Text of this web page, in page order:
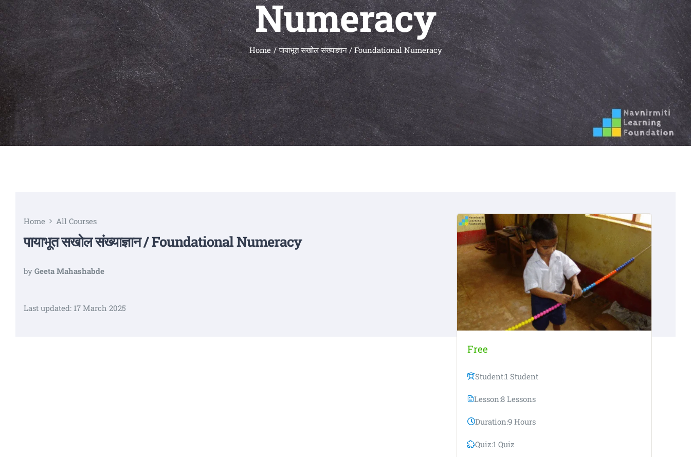
Numeracy
Home पायाभूत सखोल संख्याज्ञान / Foundational Numeracy
Home All Courses
पायाभूत सखोल संख्याज्ञान / Foundational Numeracy
by Geeta Mahashabde
Last updated: 17 March 2025
Free
Student:1 Student
Lesson:8 Lessons
Duration:9 Hours
Quiz:1 Quiz